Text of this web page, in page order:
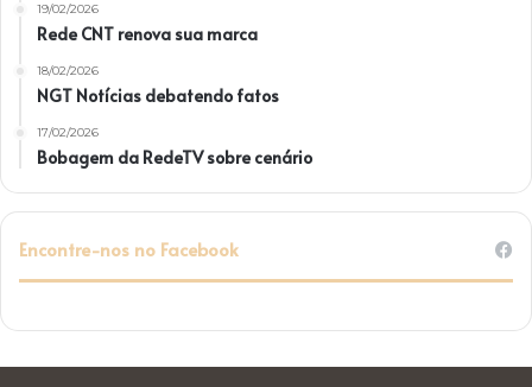
19/02/2026
Rede CNT renova sua marca
18/02/2026
NGT Notícias debatendo fatos
17/02/2026
Bobagem da RedeTV sobre cenário
Encontre-nos no Facebook